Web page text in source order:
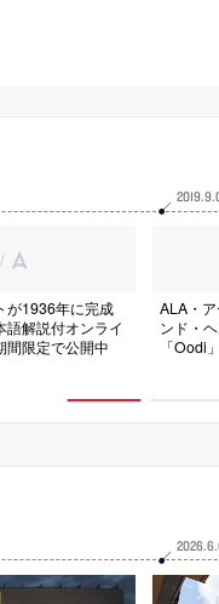
/
が1936年に完成
語解説付オンライ
間限定で公開中
2019.9.
ALA・
ンド・
「Oodi
2026.6.